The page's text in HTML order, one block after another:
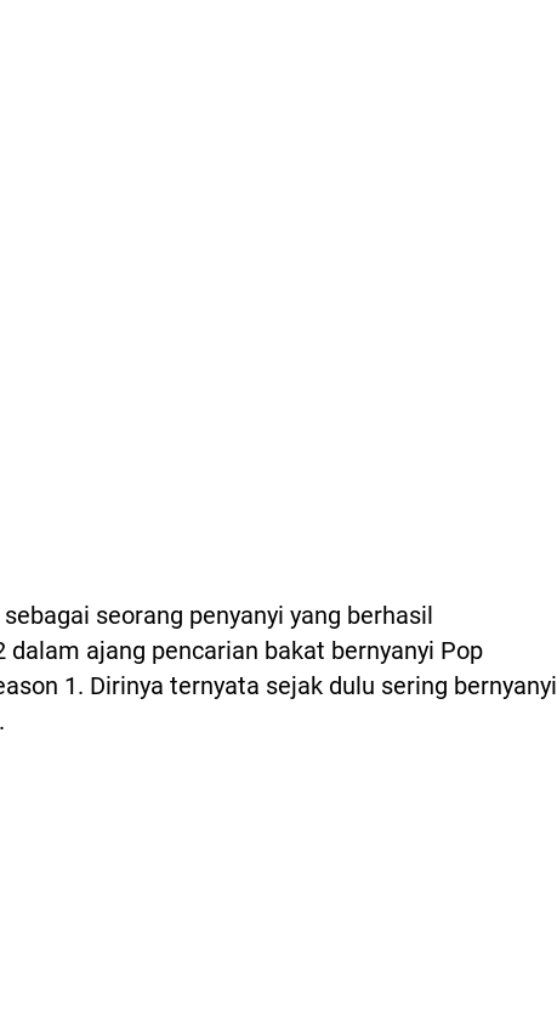
seorang penyanyi yang berhasil
dalam ajang pencarian bakat bernyanyi Pop
1. Dirinya ternyata sejak dulu sering bernyanyi